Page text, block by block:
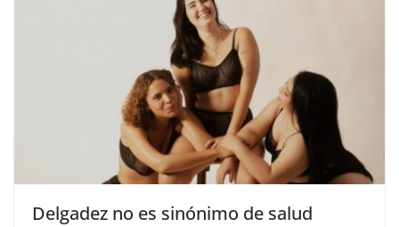
Delgadez no es sinónimo de salud